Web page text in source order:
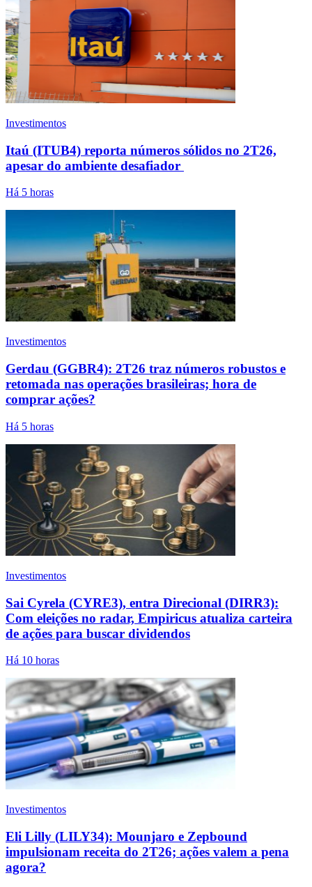
Investimentos
Itaú (ITUB4) reporta números sólidos no 2T26,
apesar do ambiente desafiador
Há 5 horas
Investimentos
Gerdau (GGBR4): 2T26 traz números robustos e
retomada nas operações brasileiras; hora de
comprar ações?
Há 5 horas
Investimentos
Sai Cyrela (CYRE3), entra Direcional (DIRR3):
Com eleições no radar, Empiricus atualiza carteira
de ações para buscar dividendos
Há 10 horas
Investimentos
Eli Lilly (LILY34): Mounjaro e Zepbound
impulsionam receita do 2T26; ações valem a pena
agora?